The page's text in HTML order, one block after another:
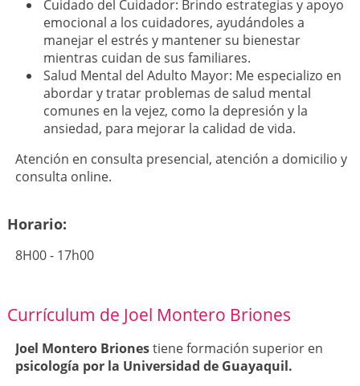
Cuidado del Cuidador: Brindo estrategias y apoyo
emocional a los cuidadores, ayudándoles a
manejar el estrés y mantener su bienestar
mientras cuidan de sus familiares.
Salud Mental del Adulto Mayor: Me especializo en
abordar y tratar problemas de salud mental
comunes en la vejez, como la depresión y la
ansiedad, para mejorar la calidad de vida.
Atención en consulta presencial, atención a domicilio y
consulta online.
Horario:
8H00 - 17h00
Currículum de Joel Montero Briones
Joel Montero Brionestiene formación superior en
psicología por la Universidad de Guayaquil.